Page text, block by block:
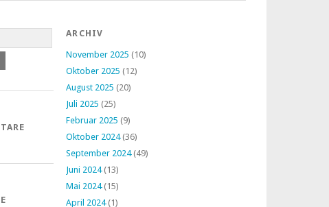
ARCHIV
November 2025 (10)
Oktober 2025 (12)
August 2025 (20)
Juli 2025 (25)
Februar 2025 (9)
Oktober 2024(36)
September 2024(49)
Juni 2024(13)
Mai 2024(15)
April 2024(1)